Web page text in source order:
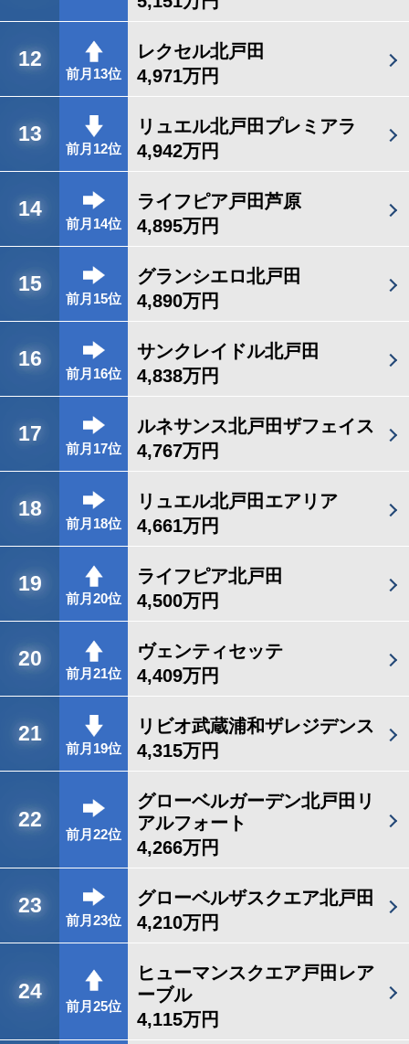
12
前月13位
レクセル北戸田
4,971万円
13
前月12位
リュエル北戸田プレミアラ
4,942万円
14
前月14位
ライフピア戸田芦原
4,895万円
15
前月15位
グランシエロ北戸田
4,890万円
16
前月16位
サンクレイドル北戸田
4,838万円
17
前月17位
ルネサンス北戸田ザフェイス
4,767万円
18
前月18位
リュエル北戸田エアリア
4,661万円
19
前月20位
ライフピア北戸田
4,500万円
20
前月21位
ヴェンティセッテ
4,409万円
21
前月19位
リビオ武蔵浦和ザレジデンス
4,315万円
22
前月22位
グローベルガーデン北戸田リ
アルフォート
4,266万円
23
前月23位
グローベルザスクエア北戸田
4,210万円
24
前月25位
ヒューマンスクエア戸田レア
ーブル
4,115万円